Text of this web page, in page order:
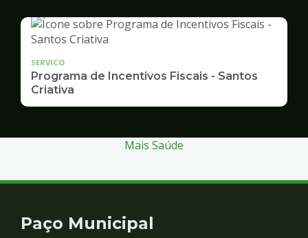
SERVICO
Programa de Incentivos Fiscais - Santos
Criativa
Mais Saúde
Contato
Paço Municipal